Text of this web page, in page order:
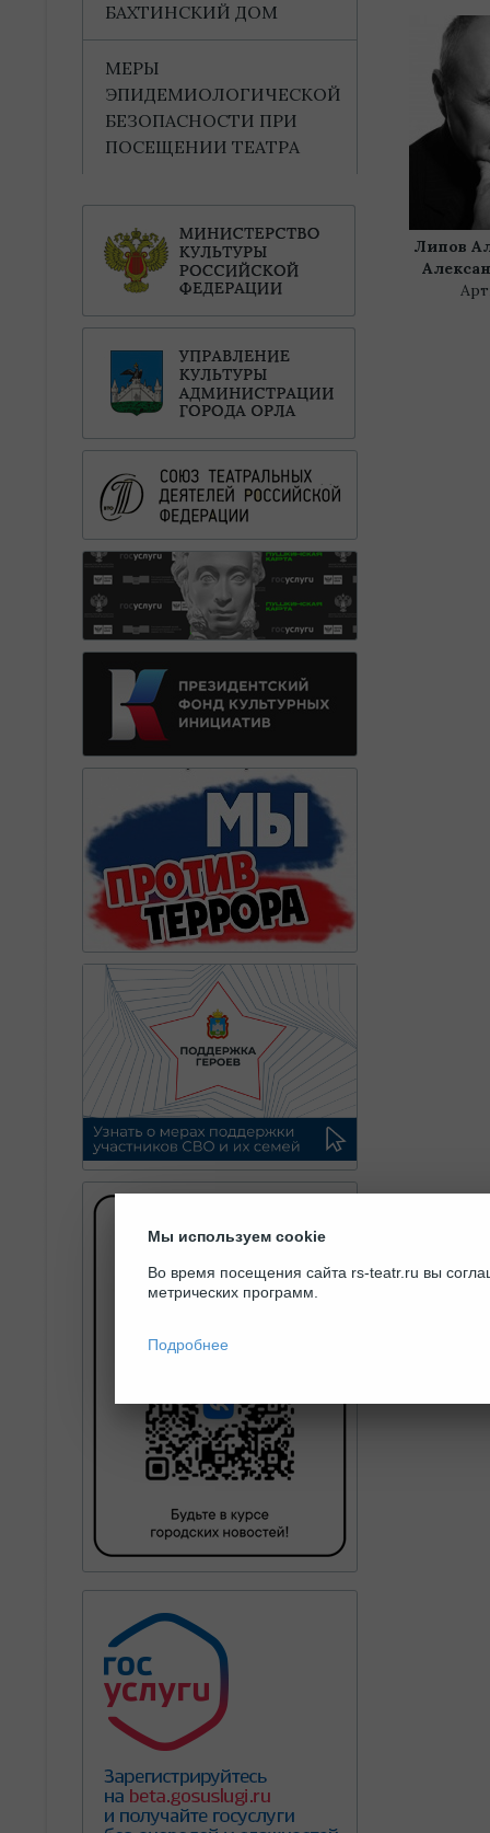
Липов
БАХТИНСКИЙ ДОМ
МЕРЫ
ЭПИДЕМИОЛОГИЧЕСКОЙ
БЕЗОПАСНОСТИ ПРИ
ПОСЕЩЕНИИ ТЕАТРА
Мы используем cookie
Во время посещения сайта rs-teatr.ru вы
метрических программ.
Подробнее